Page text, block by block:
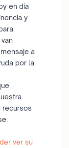
en día
y
a
por la
recursos
ver su